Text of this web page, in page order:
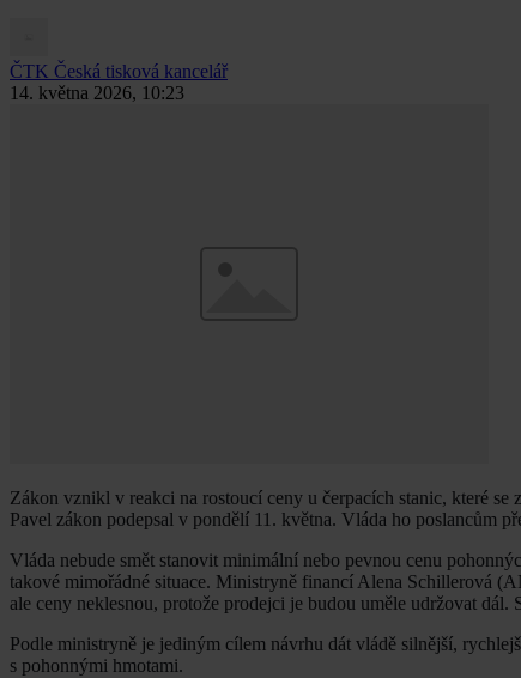
ČTK Česká tisková kancelář
14. května 2026, 10:23
Zákon vznikl v reakci na rostoucí ceny u čerpacích stanic, které
Pavel zákon podepsal v pondělí 11. května. Vláda ho poslancům
Vláda nebude smět stanovit minimální nebo pevnou cenu
takové mimořádné situace. Ministryně financí Alena Schillerová
ale ceny neklesnou, protože prodejci je budou uměle udržovat
Podle ministryně je jediným cílem návrhu dát vládě silnější,
s pohonnými hmotami.